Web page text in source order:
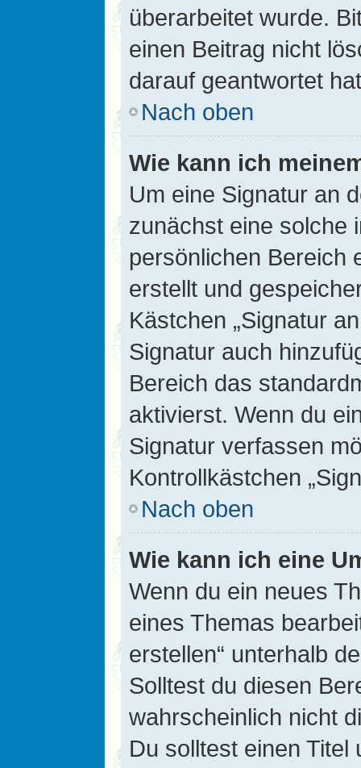
überarbeitet wurde.
einen Beitrag nicht
darauf geantwortet
Nach oben
Wie kann ich
Um eine Signatur an
zunächst eine solche
persönlichen Bereich
erstellt und
Kästchen „Signatur
Signatur auch
Bereich das
aktivierst. Wenn du
Signatur verfassen
Kontrollkästchen
Nach oben
Wie kann ich eine
Wenn du ein neues
eines Themas
erstellen“ unterhalb
Solltest du diesen
wahrscheinlich nicht
Du solltest einen